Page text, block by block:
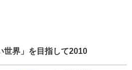
世界」を目指して2010